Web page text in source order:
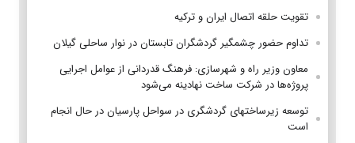
تقویت حلقه اتصال ایران و ترکیه
تداوم حضور چشمگیر گردشگران تابستان در نوار ساحلی گیلان
معاون وزیر راه و شهرسازی: فرهنگ قدردانی از عوامل اجرایی
پروژه‌ها در شرکت ساخت نهادینه می‌شود
توسعه زیرساختهای گردشگری در سواحل پارسیان در حال انجام
است